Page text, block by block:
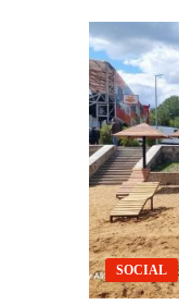
SOCIAL